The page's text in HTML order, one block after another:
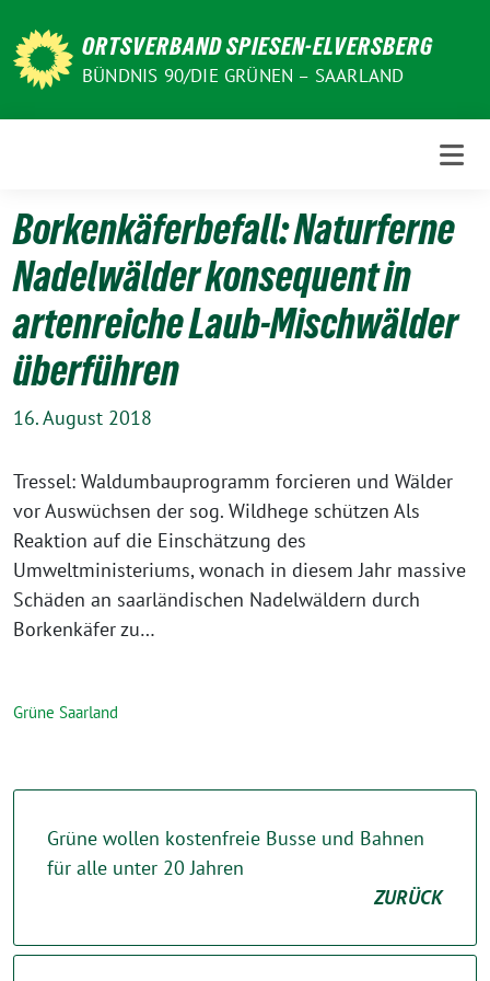
zum
Inhalt
ORTSVERBAND SPIESEN-ELVERSBERG
BÜNDNIS 90/DIE GRÜNEN – SAARLAND
Borkenkäferbefall: Naturferne
Nadelwälder konsequent in
artenreiche Laub-Mischwälder
überführen
16. August 2018
Tressel: Waldumbauprogramm forcieren und Wälder
vor Auswüchsen der sog. Wildhege schützen Als
Reaktion auf die Einschätzung des
Umweltministeriums, wonach in diesem Jahr massive
Schäden an saarländischen Nadelwäldern durch
Borkenkäfer zu…
Grüne Saarland
Grüne wollen kostenfreie Busse und Bahnen
für alle unter 20 Jahren
ZURÜCK